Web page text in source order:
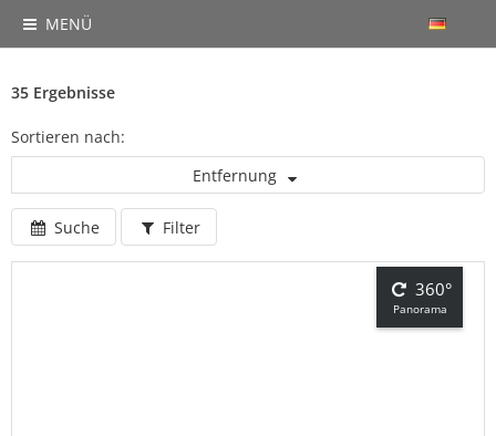
MENÜ
35 Ergebnisse
Sortieren nach:
Entfernung
Suche Filter
360°
Panorama